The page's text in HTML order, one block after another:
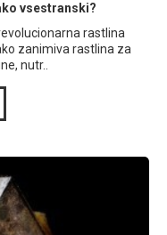
vsestranski?
rastlina
zanimiva rastlina za
nutr..